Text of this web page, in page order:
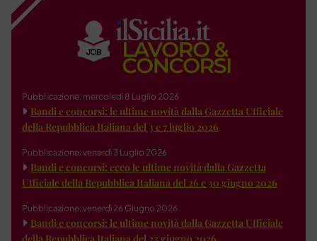
Pubblicazione: mercoledì 8 Luglio 2026
Bandi e concorsi: le ultime novità dalla Gazzetta Ufficiale
della Repubblica Italiana del 3 e 7 luglio 2026
Pubblicazione: venerdì 3 Luglio 2026
Bandi e concorsi: ecco le ultime novità dalla Gazzetta
Ufficiale della Repubblica Italiana del 26 e 30 giugno 2026
Pubblicazione: venerdì 26 Giugno 2026
Bandi e concorsi: le ultime novità dalla Gazzetta Ufficiale
della Repubblica Italiana del 23 giugno 2026